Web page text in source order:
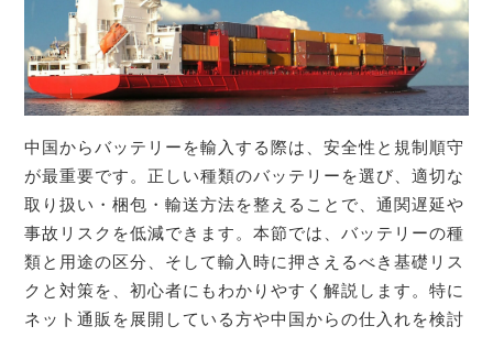
中国からバッテリーを輸入する際は、安全性と規制順守
が最重要です。正しい種類のバッテリーを選び、適切な
取り扱い・梱包・輸送方法を整えることで、通関遅延や
事故リスクを低減できます。本節では、バッテリーの種
類と用途の区分、そして輸入時に押さえるべき基礎リス
クと対策を、初心者にもわかりやすく解説します。特に
ネット通販を展開している方や中国からの仕入れを検討